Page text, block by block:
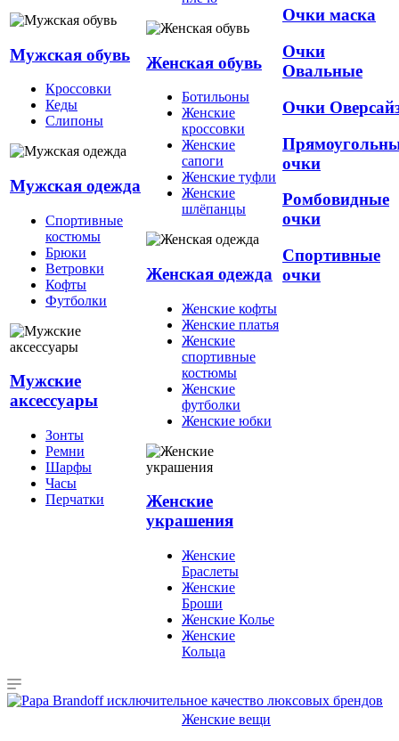
Мужская обувь
Кроссовки
Кеды
Слипоны
Мужская одежда
Спортивные
костюмы
Брюки
Ветровки
Кофты
Футболки
Мужские
аксессуары
Зонты
Ремни
Шарфы
Часы
Перчатки
Женская обувь
Ботильоны
Женские
кроссовки
Женские
сапоги
Женские туфли
Женские
шлёпанцы
Женская одежда
Женские кофты
Женские платья
Женские
спортивные
костюмы
Женские
футболки
Женские юбки
Женские
украшения
Женские
Браслеты
Женские
Броши
Женские Колье
Женские
Кольца
Очки маска
Очки
Овальные
Очки
очки
Ромбовидные
очки
Спортивные
очки
Женские вещи